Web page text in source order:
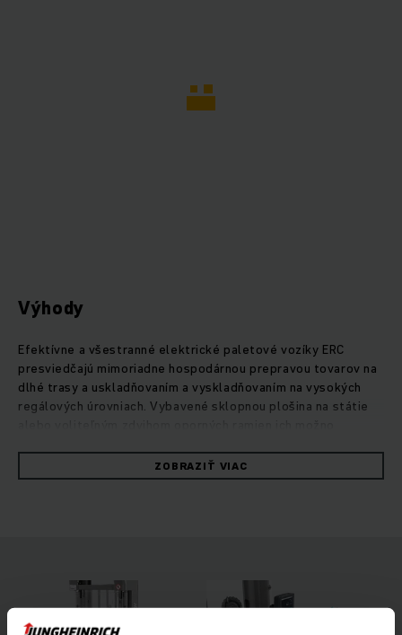
Výhody
Efektívne a všestranné elektrické paletové vozíky ERC
presviedčajú mimoriadne hospodárnou prepravou tovarov na
dlhé trasy a uskladňovaním a vyskladňovaním na vysokých
regálových úrovniach. Vybavené sklopnou plošina na státie
zvýšenej svetlej výške už nebudú problémom ani nerovnosti
podlahy či rampy. Na požiadanie umožňuje prídavný zdvih
6 metrov. Navyše zabezpečuje štvorkolesový koncept,
voliteľné asistenčné systémy, ako je výstražný systém
preťaženia operationCONTROL alebo predvoľba výšky zdvihu
ZOBRAZIŤ VIAC